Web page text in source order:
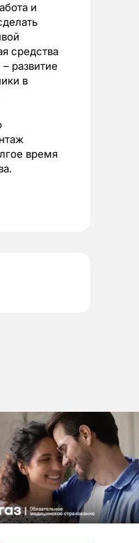
и
средства
развитие
в
время